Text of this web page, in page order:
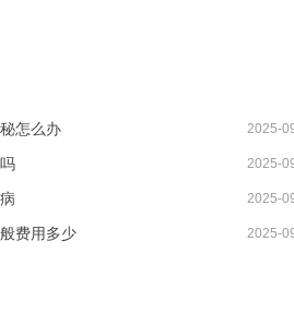
怎么办 2025-
2025-
2025-
费用多少 2025-